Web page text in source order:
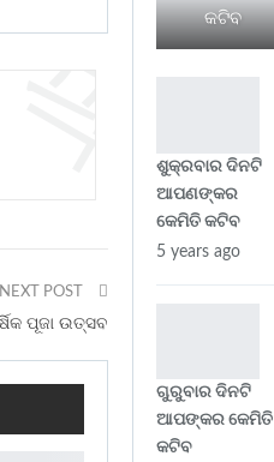
NEXT POST
ପୂଜା ଉତ୍ସବ
କଟିବ
ଶୁକ୍ରବାର ଦିନଟି
ଆପଣଙ୍କର
କେମିତି କଟିବ
5 years ago
ଗୁରୁବାର ଦିନଟି
ଆପଙ୍କର କେମିତି
କଟିବ